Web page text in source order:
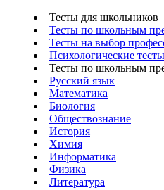
Тесты для школьников
Тесты по школьным
Тесты на выбор
Психологические тесты
Тесты по школьным
Русский язык
Математика
Биология
Обществознание
История
Химия
Информатика
Физика
Литература